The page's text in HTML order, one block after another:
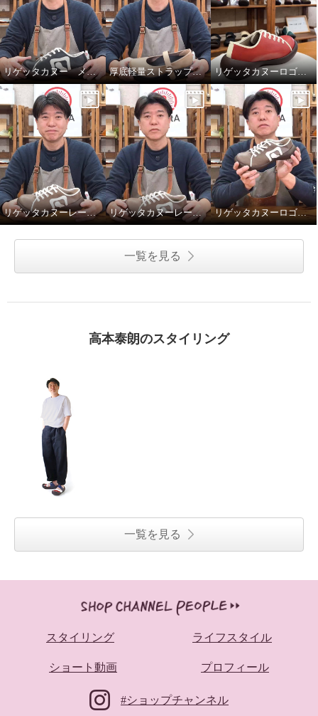
リゲッタ 日本製 アーチサポート
グミインソール レースアップ ロ
リゲッタ 日本製 アーチサポート
グミインソール レースアップ ロ
リゲッタカヌー メンズロゴスニーカーのサイズ選びについて 厚底軽量ストラップパンプスのアウトソール リゲッタカヌーロゴスニーカーのカラー紹介
リゲッタカヌーレースアップロゴスニーカーのアウトソール リゲッタカヌーレースアップロゴスニーカーのデサインと素材について リゲッタカヌーロゴスニーカーのサイズ選び
一覧を見る
高本泰朗のスタイリング
一覧を見る
スタイリング ライフスタイル
ショート動画 プロフィール
#ショップチャンネル